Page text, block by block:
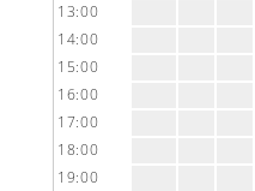
13:00
14:00
15:00
16:00
17:00
18:00
19:00